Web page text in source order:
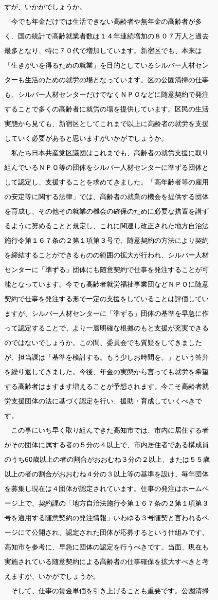
すが、いかがでしょうか。
今でも年金だけでは生活できない高齢者や無年金の高齢者が多
く、国の統計で高齢就業者数は１４年連続増加の８０７万人と過去
最多となり、特に７０代で増加しています。新宿区でも、本来は
「生きがいを得るための就業」を目的としているシルバー人材セン
ターも生活のための就労の場となっています。区の公園清掃の仕事
も、シルバー人材センターだけでなくＮＰＯなどに随意契約で発注
することで多くの高齢者に就労の場を提供しています。区民の生活
実態から見ても、新宿区としてこれまで以上に高齢者の就労を支援
していく必要があると思いますがいかがでしょうか。
私たち日本共産党区議団はこれまでも、高齢者の就労支援に取り
組んでいるＮＰＯ等の団体をシルバー人材センターに準ずる団体と
して認定し、支援することを求めてきました。「高年齢者等の雇用
の安定等に関する法律」では、高齢者の就業の機会を提供する団体
を育成し、その他その就業の機会の確保のために必要な措置を講ず
るように努めることと規定し、これに関連し改正された地方自治法
施行令第１６７条の２第１項第３号で、随意契約の方法により契約
を締結することができるものの範囲の拡大が行われ、シルバー人材
センターに「準ずる」団体にも随意契約で仕事を発注することが可
能となっています。今でも高齢者就労福祉事業団などＮＰＯに随意
契約で仕事を発注する形で一定の支援をしていることは評価してい
ますが、シルバー人材センターに「準ずる」団体の基準を早急に作
って認定することで、より一層明確な根拠のもと支援が充実できる
のではないでしょうか。この間、委員会でも質疑をしてきました
が、担当課は「基準を検討する。もう少しお時間を。」という答弁
を繰り返してきました。今後、年金の実態から言っても就労を希望
する高齢者はますます増えることが予想されます。今こそ高齢者就
労支援団体の法に基づく認定を行い、援助・育成していくべきで
す。
この事にいち早く取り組んできた高知市では、市内に居住する者
がその団体に属する者の５分の４以上で、市内居住者である構成員
のうち60歳以上の者の割合がおおむね３分の２以上、または５５歳
以上の者の割合がおおむね４分の３以上等の基準を設け、毎年団体
を募集し現在は４団体が認定されています。仕事の発注はホームペ
ージ上で、契約課の「地方自治法施行令第１６７条の２第１項第３
号を適用する随意契約の発注情報」いわゆる３号随契と言われるペ
ージにて公開され、認定された団体が応募するという仕組みです。
高知市を参考に、早急に団体の認定を行うべきです。当面、現在も
実施されている随意契約による高齢者の仕事確保を拡大すべきと考
えますが、いかがでしょうか。
そして、仕事の賃金単価を引き上げることも重要です。公園清掃